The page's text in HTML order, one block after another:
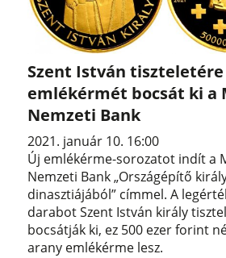
Szent István tiszteletére
emlékérmét bocsát ki a
Nemzeti Bank
2021. január 10. 16:00
Új emlékérme-sorozatot indít a
Nemzeti Bank „Országépítő
dinasztiájából” címmel. A
darabot Szent István király
bocsátják ki, ez 500 ezer forint
arany emlékérme lesz.